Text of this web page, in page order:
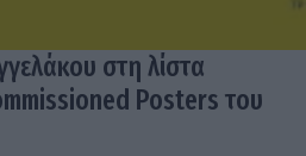
στη λίστα
Posters του